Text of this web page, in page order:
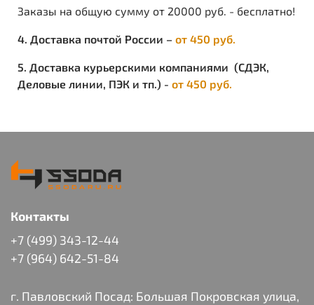
Заказы на общую сумму от 20000 руб. - бесплатно!
4. Доставка почтой России – от 450 руб.
5. Доставка курьерскими компаниями (СДЭК,
Деловые линии, ПЭК и тп.) - от 450 руб.
Контакты
+7 (499) 343-12-44
+7 (964) 642-51-84
г. Павловский Посад: Большая Покровская улица,